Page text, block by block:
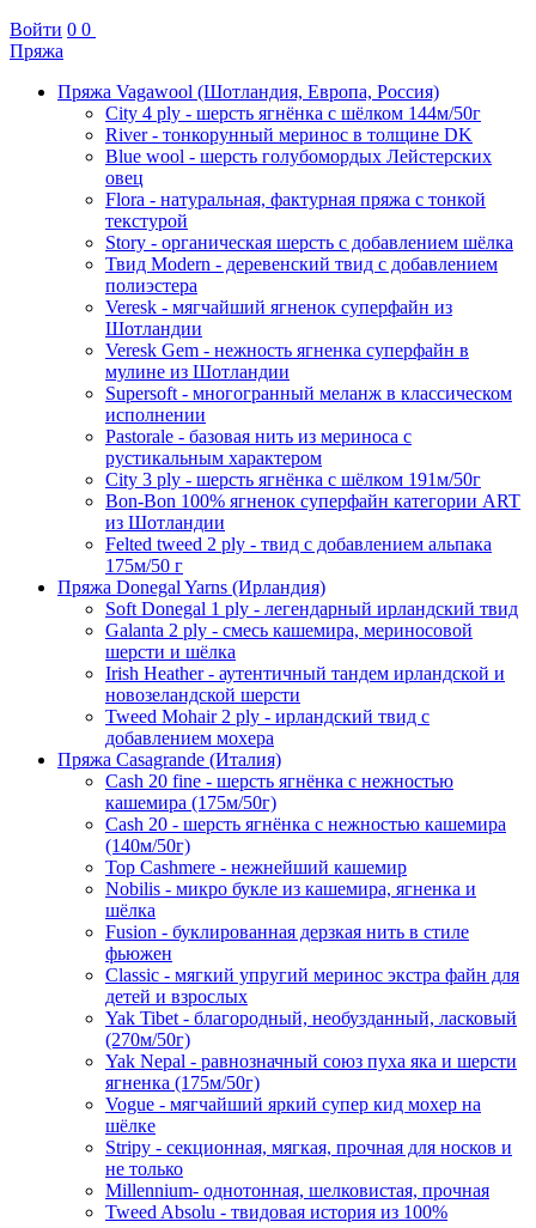
Войти 0 0
Пряжа
Пряжа Vagawool (Шотландия, Европа, Россия)
City 4 ply - шерсть ягнёнка с шёлком 144м/50г
River - тонкорунный меринос в толщине DK
Blue wool - шерсть голубомордых Лейстерских
овец
Flora - натуральная, фактурная пряжа с тонкой
текстурой
Story - органическая шерсть с добавлением шёлка
Твид Modern - деревенский твид с добавлением
полиэстера
Veresk - мягчайший ягненок суперфайн из
Шотландии
Veresk Gem - нежность ягненка суперфайн в
мулине из Шотландии
Supersoft - многогранный меланж в классическом
исполнении
Pastorale - базовая нить из мериноса с
рустикальным характером
City 3 ply - шерсть ягнёнка с шёлком 191м/50г
Bon-Bon 100% ягненок суперфайн категории ART
из Шотландии
Felted tweed 2 ply - твид с добавлением альпака
175м/50 г
Пряжа Donegal Yarns (Ирландия)
Soft Donegal 1 ply - легендарный ирландский твид
Galanta 2 ply - смесь кашемира, мериносовой
шерсти и шёлка
Irish Heather - аутентичный тандем ирландской и
новозеландской шерсти
Tweed Mohair 2 ply - ирландский твид с
добавлением мохера
Пряжа Casagrande (Италия)
Cash 20 fine - шерсть ягнёнка с нежностью
кашемира (175м/50г)
Cash 20 - шерсть ягнёнка с нежностью кашемира
(140м/50г)
Top Cashmere - нежнейший кашемир
Nobilis - микро букле из кашемира, ягненка и
шёлка
Fusion - буклированная дерзкая нить в стиле
фьюжен
Classic - мягкий упругий меринос экстра файн для
детей и взрослых
Yak Tibet - благородный, необузданный, ласковый
(270м/50г)
Yak Nepal - равнозначный союз пуха яка и шерсти
ягненка (175м/50г)
Vogue - мягчайший яркий супер кид мохер на
шёлке
Stripy - секционная, мягкая, прочная для носков и
не только
Millennium- однотонная, шелковистая, прочная
Tweed Absolu - твидовая история из 100%